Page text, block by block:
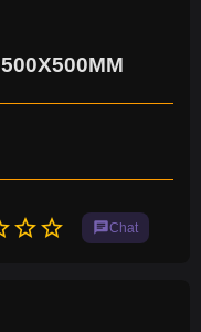
star_borderstar_border chatChat